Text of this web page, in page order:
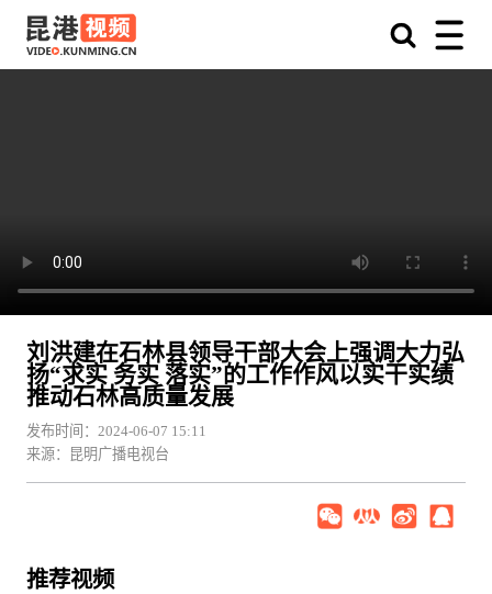
刘洪建在石林县领导干部大会上强调大力弘
扬“求实 务实 落实”的工作作风以实干实绩
推动石林高质量发展
发布时间：2024-06-07 15:11
来源：昆明广播电视台
推荐视频